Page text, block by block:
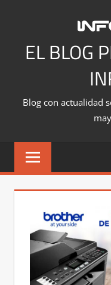
contenidoEL BLOG
Blog con actualidad